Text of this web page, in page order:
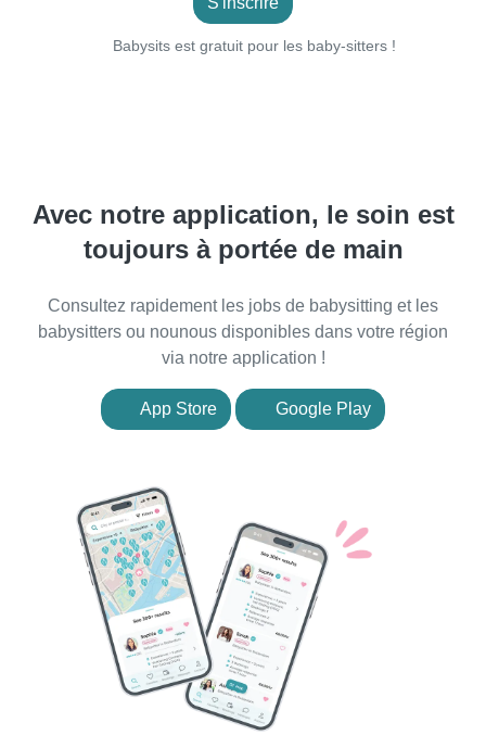
Babysits est gratuit pour les baby-sitters !
Avec notre application, le soin est
toujours à portée de main
Consultez rapidement les jobs de babysitting et les
babysitters ou nounous disponibles dans votre région
via notre application !
App Store Google Play